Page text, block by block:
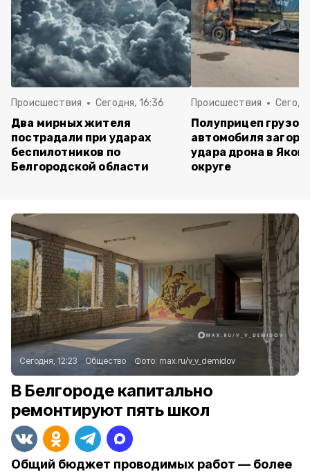
Происшествия Сегодня, 16:36
Два мирных жителя
пострадали при ударах
беспилотников по
Белгородской области
Происшествия
Полуприцеп
автомобиля
удара дрона в
округе
Сегодня, 12:23 Общество Фото: max.ru/v_v_demidov
В Белгороде капитально
ремонтируют пять школ
Общий бюджет проводимых работ — более